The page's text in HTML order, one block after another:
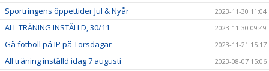
Sportringens öppettider Jul & Nyår 2023-11-30 11:04
ALL TRÄNING INSTÄLLD, 30/11 2023-11-30 09:49
Gå fotboll på IP på Torsdagar 2023-11-21 15:17
All träning inställd idag 7 augusti 2023-08-07 15:06